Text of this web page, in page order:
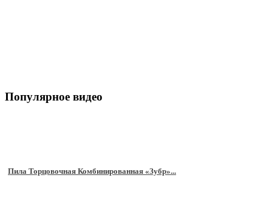
Популярное видео
Пила Торцовочная Комбинированная «Зубр»...